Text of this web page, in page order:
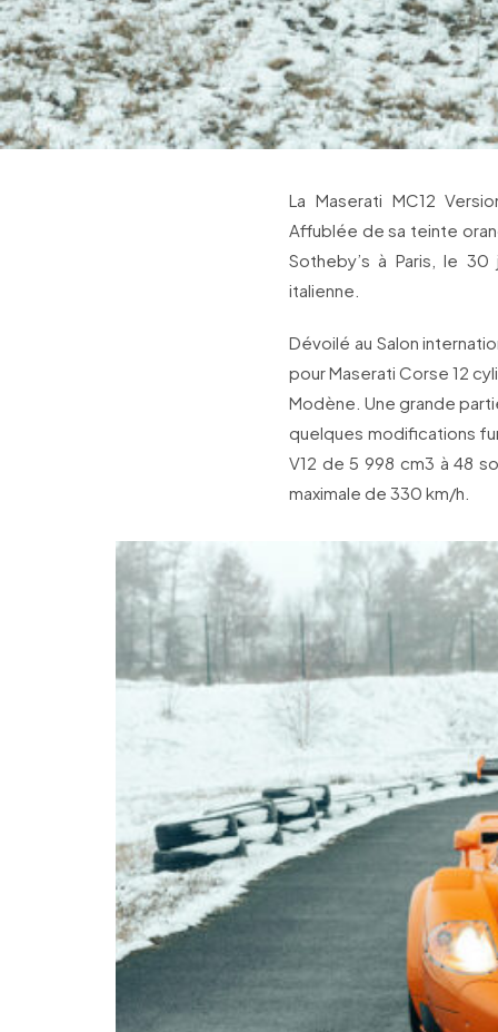
La Maserati MC12
Affublée de sa teinte
Sotheby’s à Paris, le
italienne.
Dévoilé au Salon
pour Maserati Corse 12
Modène. Une grande
quelques modifications
V12 de 5 998 cm3 à 48
maximale de 330 km/h.